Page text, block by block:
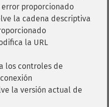
proporcionado
la cadena descriptiva
la URL
los controles de
la versión actual de